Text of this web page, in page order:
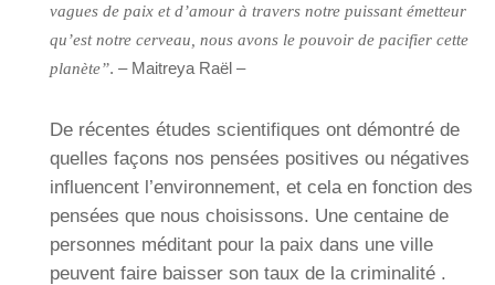
vagues de paix et d’amour à travers notre puissant émetteur
qu’est notre cerveau, nous avons le pouvoir de pacifier cette
planète”. – Maitreya Raël –
De récentes études scientifiques ont démontré de
quelles façons nos pensées positives ou négatives
influencent l’environnement, et cela en fonction des
pensées que nous choisissons. Une centaine de
personnes méditant pour la paix dans une ville
peuvent faire baisser son taux de la criminalité .